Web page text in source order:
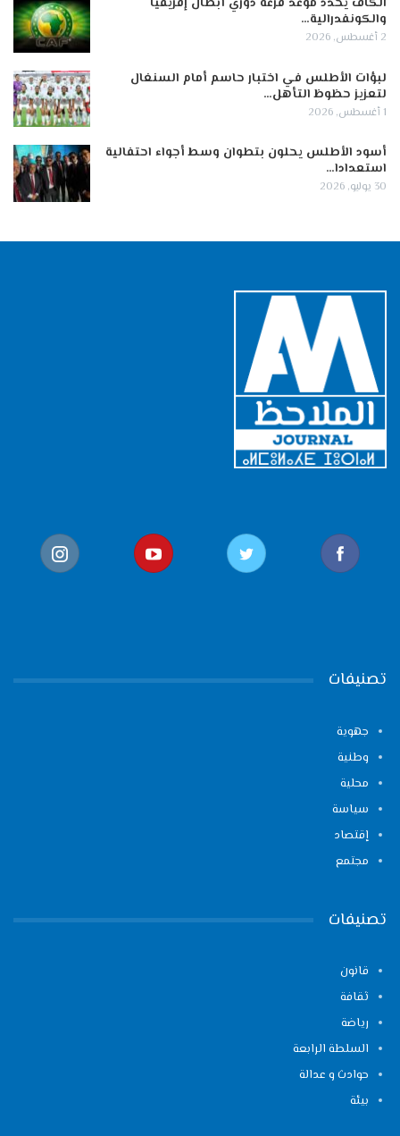
والكونفدرالية…
2 أغسطس, 2026
لبؤات الأطلس في اختبار حاسم أمام السنغال
لتعزيز حظوظ التأهل…
1 أغسطس, 2026
أسود الأطلس يحلون بتطوان وسط أجواء احتفالية
استعدادا…
30 يوليو, 2026
تصنيفات
جهوية
وطنية
محلية
سياسة
إقتصاد
مجتمع
تصنيفات
قانون
ثقافة
رياضة
السلطة الرابعة
حوادث و عدالة
بيئة